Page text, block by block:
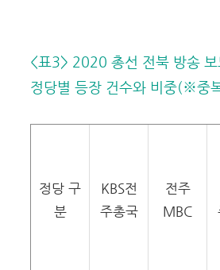
<표3> 2020 총선 전북 방송
정당별 등장 건수와 비중(※중
정당 구
분
KBS전
주총국
전주
MBC